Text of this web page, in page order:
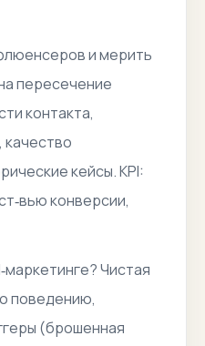
и мерить
пересечение
контакта,
качество
кейсы. KPI:
конверсии,
Чистая
поведению,
(брошенная